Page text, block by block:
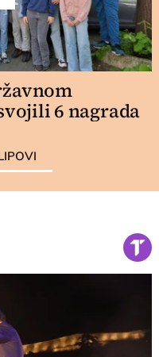
6 nagrada